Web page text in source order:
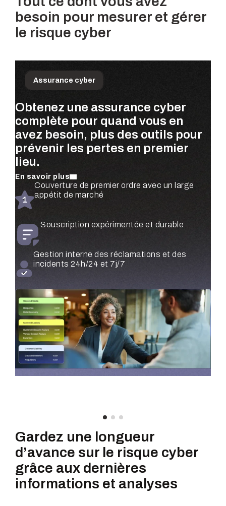
besoin pour mesurer et gérer
le risque cyber
Assurance cyber
Obtenez une assurance cyber
complète pour quand vous en
avez besoin, plus des outils pour
prévenir les pertes en premier
lieu.
En savoir plus
Couverture de premier ordre avec un large
appétit de marché
Souscription expérimentée et durable
Gestion interne des réclamations et des
incidents 24h/24 et 7j/7
Priorisez les risques qui
comptent le plus pour votre
entreprise—quantifiés à l’aide de
données réelles de sinistres et
validés par des experts en
sécurité.
En savoir plus
Surveillance et atténuation du risque en
Priorisation des contrôles quantifiée
réels
Obtenez des évaluations de
risque continues, basées sur les
dollars, pour l’ensemble de votre
organisation—entièrement
automatisées.
En savoir plus
Évaluations de risque automatisées pour
chaque filiale et unité commerciale
Priorisation des contrôles hiérarchisée et
classée selon la priorité financière
Surveillance continue et centralisée de
Gardez une longueur
d’avance sur le risque cyber
grâce aux dernières
informations et analyses